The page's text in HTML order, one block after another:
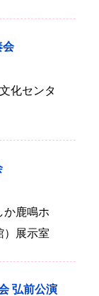
会
化センタ
か鹿鳴ホ
）展示室
弘前公演